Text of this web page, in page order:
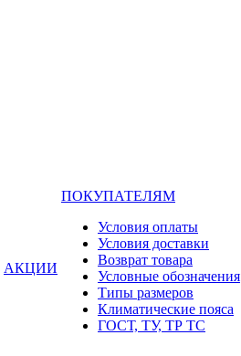
АКЦИИ
ПОКУПАТЕЛЯМ
Условия оплаты
Условия доставки
Возврат товара
Условные обозначения
Типы размеров
Климатические пояса
ГОСТ, ТУ, ТР ТС